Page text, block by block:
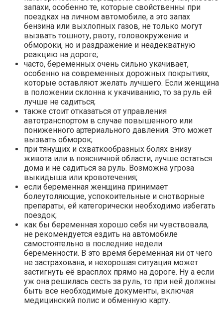
запахи, особенно те, которые свойственны при
поездках на личном автомобиле, а это запах
бензина или выхлопных газов, не только могут
вызвать тошноту, рвоту, головокружение и
обмороки, но и раздражение и неадекватную
реакцию на дороге;
часто, беременных очень сильно укачивает,
особенно на современных дорожных покрытиях,
которые оставляют желать лучшего. Если женщина
в положении склонна к укачиванию, то за руль ей
лучше не садиться;
также стоит отказаться от управления
автотранспортом в случае повышенного или
пониженного артериального давления. Это может
вызвать обморок;
при тянущих и схваткообразных болях внизу
живота или в поясничной области, лучше остаться
дома и не садиться за руль. Возможна угроза
выкидыша или кровотечения;
если беременная женщина принимает
болеутоляющие, успокоительные и снотворные
препараты, ей категорически необходимо избегать
поездок;
как бы беременная хорошо себя ни чувствовала,
не рекомендуется ездить на автомобиле
самостоятельно в последние недели
беременности. В это время беременная ни от чего
не застрахована, и нехорошая ситуация может
застигнуть её врасплох прямо на дороге. Ну а если
уж она решилась сесть за руль, то при ней должны
быть все необходимые документы, включая
медицинский полис и обменную карту.